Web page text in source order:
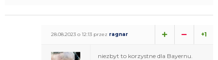
28.08.2023 o 12:13 przez ragnar +1
niezbyt to korzystne dla Bayernu.